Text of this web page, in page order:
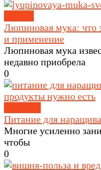
Люпиновая мука: что
и применение
Люпиновая мука
недавно приобрела
0
Питание для
Многие усиленно
чтобы
0